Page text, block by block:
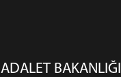
ADALET BAKANLIĞI